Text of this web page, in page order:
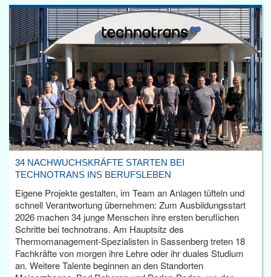
34 NACHWUCHSKRÄFTE STARTEN BEI
TECHNOTRANS INS BERUFSLEBEN
Eigene Projekte gestalten, im Team an Anlagen tüfteln und
schnell Verantwortung übernehmen: Zum Ausbildungsstart
2026 machen 34 junge Menschen ihre ersten beruflichen
Schritte bei technotrans. Am Hauptsitz des
Thermomanagement-Spezialisten in Sassenberg treten 18
Fachkräfte von morgen ihre Lehre oder ihr duales Studium
an. Weitere Talente beginnen an den Standorten